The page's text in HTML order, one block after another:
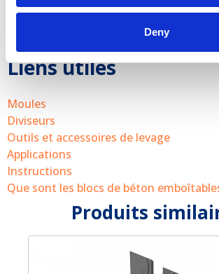
Deny
Liens utiles
Moules
Diviseurs
Outils et accessoires de levage
Applications
Instructions
Que sont les blocs de béton
Produits